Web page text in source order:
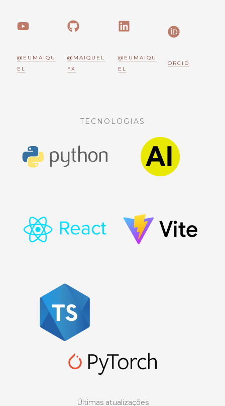
@EUMAIQU
EL
@MAIQUEL
FX
@EUMAIQU
EL
ORCID
TECNOLOGIAS
Últimas atualizações